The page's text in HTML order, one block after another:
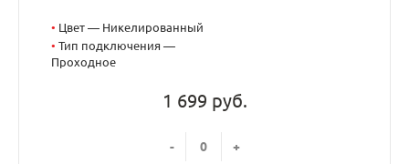
• Цвет — Никелированный
• Тип подключения —
Проходное
1 699 руб.
- +